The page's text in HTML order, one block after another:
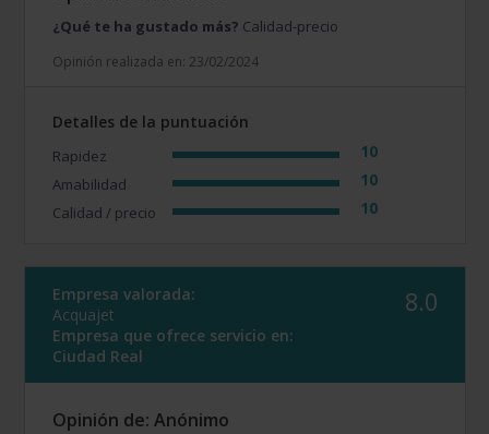
¿Qué te ha gustado más? Calidad-precio
Opinión realizada en: 23/02/2024
Detalles de la puntuación
Rapidez 10
Amabilidad 10
Calidad / precio 10
Empresa valorada:
Acquajet
Empresa que ofrece servicio en:
Ciudad Real
8.0
Opinión de: Anónimo